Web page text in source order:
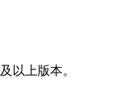
以上版本。